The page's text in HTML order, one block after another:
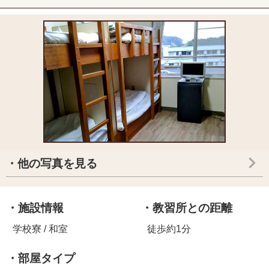
・他の写真を見る
・施設情報
学校寮 / 和室
・教習所との距離
徒歩約1分
・部屋タイプ